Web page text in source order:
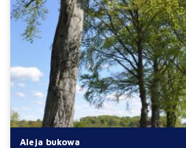
Aleja bukowa